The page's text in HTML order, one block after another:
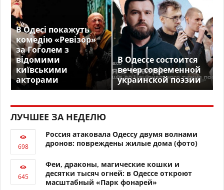
В Одесі покажуть
комедію «Ревізор»
за Гоголем з
відомими
київськими
акторами
В Одессе состоится
вечер современной
украинской поэзии
ЛУЧШЕЕ ЗА НЕДЕЛЮ
Россия атаковала Одессу двумя волнами
дронов: повреждены жилые дома (фото)
Феи, драконы, магические кошки и
десятки тысяч огней: в Одессе откроют
масштабный «Парк фонарей»